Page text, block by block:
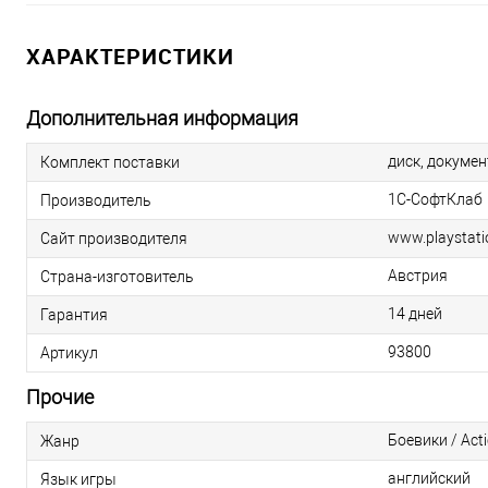
ХАРАКТЕРИСТИКИ
Дополнительная информация
Комплект поставки диск,
Производитель 1С-СофтКлаб
Сайт производителя
Страна-изготовитель Австрия
Гарантия 14 дней
Артикул 93800
Прочие
Жанр Боевики /
Язык игры английский